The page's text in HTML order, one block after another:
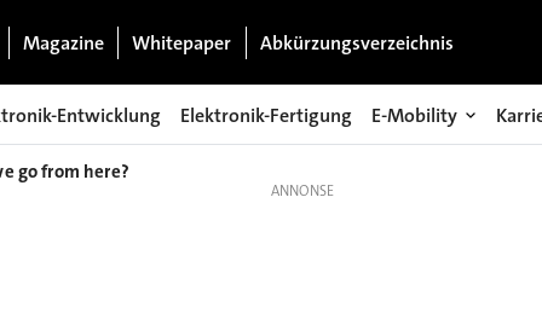
Magazine Whitepaper Abkürzungsverzeichnis
Entwicklung Elektronik-Fertigung E-Mobility
go from here?